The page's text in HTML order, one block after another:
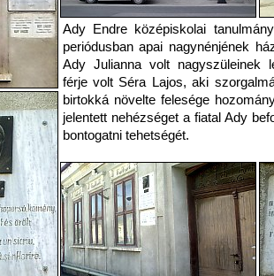
Ady Endre középiskolai
periódusban apai nagynénjének
Ady Julianna volt nagyszüleinek
férje volt Séra Lajos, aki
birtokká növelte felesége
jelentett nehézséget a fiatal Ady
bontogatni tehetségét.